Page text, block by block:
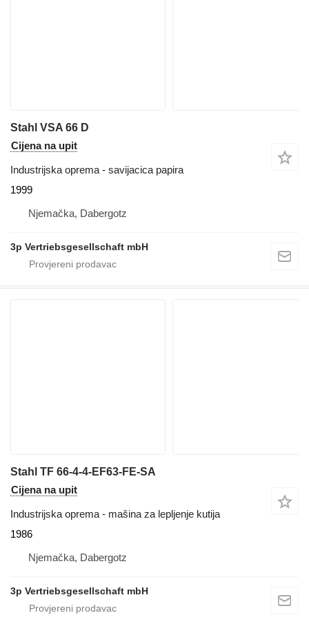
Stahl VSA 66 D
Cijena na upit
Industrijska oprema - savijacica papira
1999
Njemačka, Dabergotz
3p Vertriebsgesellschaft mbH
Stahl TF 66-4-4-EF63-FE-SA
Cijena na upit
Industrijska oprema - mašina za lepljenje kutija
1986
Njemačka, Dabergotz
3p Vertriebsgesellschaft mbH